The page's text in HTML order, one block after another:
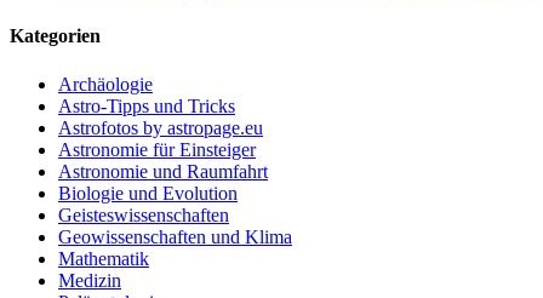
Kategorien
Archäologie
Astro-Tipps und Tricks
Astrofotos by astropage.eu
Astronomie für Einsteiger
Astronomie und Raumfahrt
Biologie und Evolution
Geisteswissenschaften
Geowissenschaften und Klima
Mathematik
Medizin